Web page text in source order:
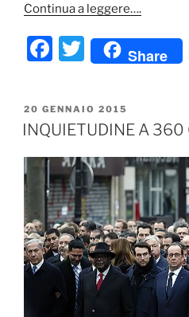
Continua a leggere….
F
c
e
b
o
o
k
T
w
itt
er
Share
PUBBLICATO
IL
20 GENNAIO 2015
INQUIETUDINE A 360